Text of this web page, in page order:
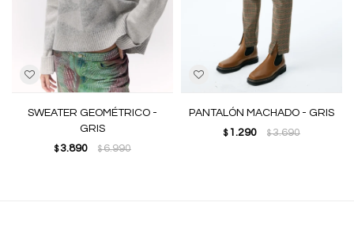
SWEATER GEOMÉTRICO -
GRIS
$ 3.890 $6.990
PANTALÓN MACHADO - GRIS
$ 1.290 $3.690